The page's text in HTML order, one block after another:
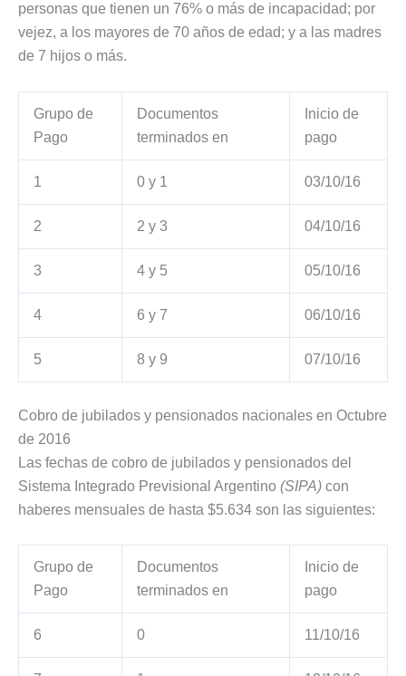
personas que tienen un 76% o más de incapacidad; por
vejez, a los mayores de 70 años de edad; y a las madres
de 7 hijos o más.
Grupo de
Pago
Documentos
terminados en
Inicio de
pago
1 0 y 1 03/10/16
2 2 y 3 04/10/16
3 4 y 5 05/10/16
4 6 y 7 06/10/16
5 8 y 9 07/10/16
Cobro de jubilados y pensionados nacionales en Octubre
de 2016
Las fechas de cobro de jubilados y pensionados del
Sistema Integrado Previsional Argentino (SIPA) con
haberes mensuales de hasta $5.634 son las siguientes:
Grupo de
Pago
Documentos
terminados en
Inicio de
pago
6 0 11/10/16